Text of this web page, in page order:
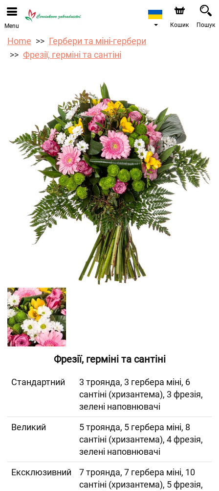
Ми приймаємо замовлення через наш інтернет-
магазин. Найближча можлива дата доставки —
12.08.2026 у зв’язку з відпусткою.
Menu Кошик Пошук
Home
Гербери та міні-гербери
Фрезії, герміні та сантіні
Фрезії, герміні та сантіні
Cтандартний
3 троянда, 3 гербера міні, 6
сантіні (хризантема), 3 фрезія,
зелені наповнювачі
Великий
5 троянда, 5 гербера міні, 8
сантіні (хризантема), 4 фрезія,
зелені наповнювачі
Ексклюзивний
7 троянда, 7 гербера міні, 10
сантіні (хризантема), 5 фрезія,